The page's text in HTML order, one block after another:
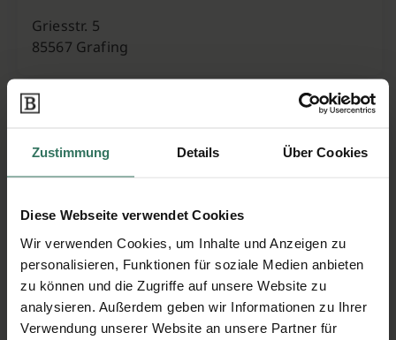
Zustimmung Details Über Cookies
Diese Webseite verwendet Cookies
Wir verwenden Cookies, um Inhalte und Anzeigen zu
personalisieren, Funktionen für soziale Medien anbieten
zu können und die Zugriffe auf unsere Website zu
analysieren. Außerdem geben wir Informationen zu Ihrer
Verwendung unserer Website an unsere Partner für
Griesstr. 5
85567 Grafing
85570 Markt Schwaben
Robert Haseitl